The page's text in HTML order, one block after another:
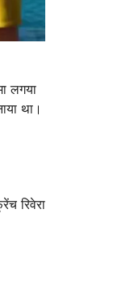
लगया
था।
रिवेरा